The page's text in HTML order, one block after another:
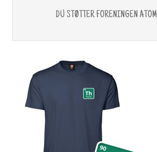
DU STØTTER FORENINGEN